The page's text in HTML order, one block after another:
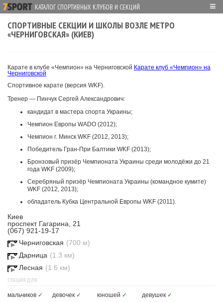
КАТАЛОГ СПОРТИВНЫХ КЛУБОВ И СЕКЦИЙ ≡
СПОРТИВНЫЕ СЕКЦИИ И ШКОЛЫ ВОЗЛЕ МЕТРО
«ЧЕРНИГОВСКАЯ» (КИЕВ)
Карате в клубе «Чемпион» на Черниговской Карате клуб «Чемпион» на
Черниговской
Спортивное карате (версия WKF).
Тренер — Пинчук Сергей Александрович:
кандидат в мастера спорта Украины;
Чемпион Европы WADO (2012);
Чемпион г. Минск WKF (2012, 2013);
Победитель Гран-При Балтики WKF (2013);
Бронзовый призёр Чемпионата Украины среди молодёжи до 21
года WKF (2009);
Серебряный призёр Чемпионата Украины (командное кумите)
WKF (2012, 2013);
обладатель Кубка Центральной Европы WKF (2011).
Киев
проспект Гагарина, 21
(067) 921-19-17
Черниговская (700 м)
Дарница (1.3 км)
Лесная (1.6 км)
СЕКЦИЯ ДЛЯ
мальчиков ✓ девочек ✓ юношей ✓ девушек ✓